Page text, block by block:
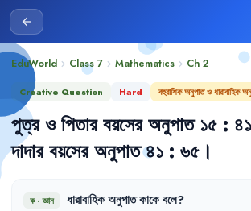
arrow_back
EduWorld chevron_right Class 7 chevron_right Mathematics chevron_right Ch 2
Creative Question Hard বহুরাশিক অনুপাত ও ধারাবাহিক
পুত্র ও পিতার বয়সের অনুপাত ১৫ : ৪১
দাদার বয়সের অনুপাত ৪১ : ৬৫ ।
ক·জ্ঞান ধারাবাহিকঅনুপাতকাকেবলে?